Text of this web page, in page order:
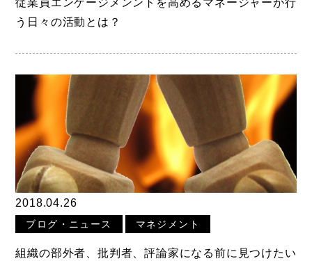
従業員エンゲージメンントを高めるマネージャーが行
う日々の活動とは？
2018.04.26
ブログ・ニュース マネジメント
組織の部外者、批判者、評論家になる前に見つけたい